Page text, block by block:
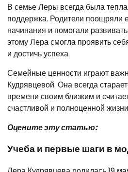
В семье Леры всегда была
поддержка. Родители поощряли
начинания и помогали
этому Лера смогла проявить
и достичь успеха.
Семейные ценности играют
Кудрявцевой. Она всегда
времени своим близким и
счастливой и полноценной
Оцените эту статью:
Учеба и первые шаги в